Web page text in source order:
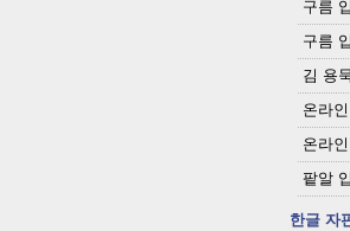
구름
구름
김 용
온라
온라
팥알
한글 자